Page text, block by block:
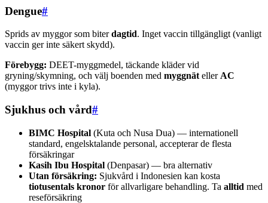
Dengue#
Sprids av myggor som biterdagtid. Inget vaccin tillgängligt (vanligt
vaccin ger inte säkert skydd).
Förebygg: DEET-myggmedel, täckande kläder vid
gryning/skymning, och välj boenden med myggnät eller AC
(myggor trivs inte i kyla).
Sjukhus och vård#
BIMC Hospital (Kuta och Nusa Dua) — internationell
standard, engelsktalande personal, accepterar de flesta
försäkringar
Kasih Ibu Hospital (Denpasar) — bra alternativ
Utan försäkring: Sjukvård i Indonesien kan kosta
tiotusentals kronor för allvarligare behandling. Ta alltid med
reseförsäkring